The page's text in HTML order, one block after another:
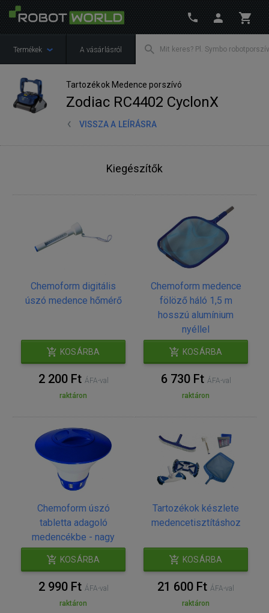
Termékek A vásárlásról
Tartozékok Medence porszívó
Zodiac RC4402 CyclonX
VISSZA A LEÍRÁSRA
Kiegészítők
Chemoform digitális
úszó medence hőmérő
KOSÁRBA
2 200 Ft ÁFA-val
raktáron
Chemoform medence
fölöző háló 1,5 m
hosszú alumínium
nyéllel
KOSÁRBA
6 730 Ft ÁFA-val
raktáron
Chemoform úszó
tabletta adagoló
medencékbe - nagy
KOSÁRBA
2 990 Ft ÁFA-val
raktáron
Tartozékok készlete
medencetisztításhoz
KOSÁRBA
21 600 Ft ÁFA-val
raktáron